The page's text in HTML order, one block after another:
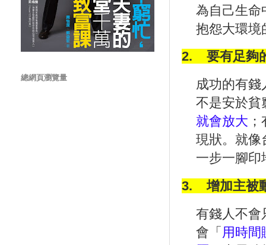
為自己生命
抱怨大環境
2.
要有足夠
成功的有錢
不是安於貧
就會放大
現狀。就像
一步一腳印
3.
增加主被
有錢人不會
會「 用時間
總網頁瀏覽量